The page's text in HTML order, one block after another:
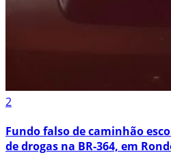
2
Fundo falso de caminhão
de drogas na BR-364, em